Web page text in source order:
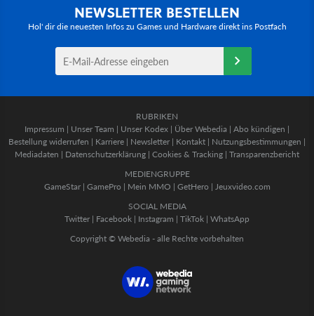
NEWSLETTER BESTELLEN
Hol' dir die neuesten Infos zu Games und Hardware direkt ins Postfach
RUBRIKEN
Impressum | Unser Team | Unser Kodex | Über Webedia | Abo kündigen |
Bestellung widerrufen | Karriere | Newsletter | Kontakt | Nutzungsbestimmungen |
Mediadaten | Datenschutzerklärung | Cookies & Tracking | Transparenzbericht
MEDIENGRUPPE
GameStar| GamePro | Mein MMO | GetHero | Jeuxvideo.com
SOCIAL MEDIA
Twitter | Facebook | Instagram | TikTok | WhatsApp
Copyright © Webedia - alle Rechte vorbehalten